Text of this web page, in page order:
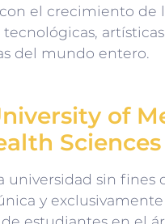
el crecimiento de
del mundo entero.
of
Sciences
universidad sin fines
y exclusivamente